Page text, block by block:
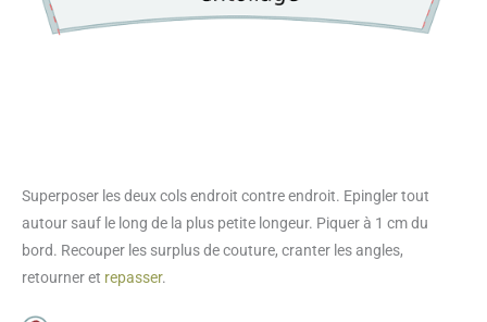
Superposer les deux cols endroit contre endroit. Epingler tout
autour sauf le long de la plus petite longeur. Piquer à 1 cm du
bord. Recouper les surplus de couture, cranter les angles,
retourner et repasser.